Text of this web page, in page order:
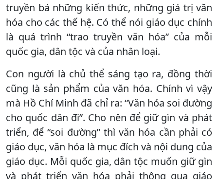
truyền bá những kiến thức, những giá trị văn
hóa cho các thế hệ. Có thể nói giáo dục chính
là quá trình “trao truyền văn hóa” của mỗi
quốc gia, dân tộc và của nhân loại.
Con người là chủ thể sáng tạo ra, đồng thời
cũng là sản phẩm của văn hóa. Chính vì vậy
mà Hồ Chí Minh đã chỉ ra: “Văn hóa soi đường
cho quốc dân đi”. Cho nên để giữ gìn và phát
triển, để “soi đường” thì văn hóa cần phải có
giáo dục, văn hóa là mục đích và nội dung của
giáo dục. Mỗi quốc gia, dân tộc muốn giữ gìn
và phát triển văn hóa phải thông qua giáo